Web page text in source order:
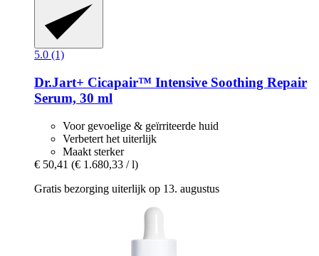
5.0 (1)
Dr.Jart+ Cicapair™ Intensive Soothing Repair
Serum, 30 ml
Voor gevoelige & geïrriteerde huid
Verbetert het uiterlijk
Maakt sterker
€ 50,41 (€ 1.680,33 / l)
Gratis bezorging uiterlijk op 13. augustus